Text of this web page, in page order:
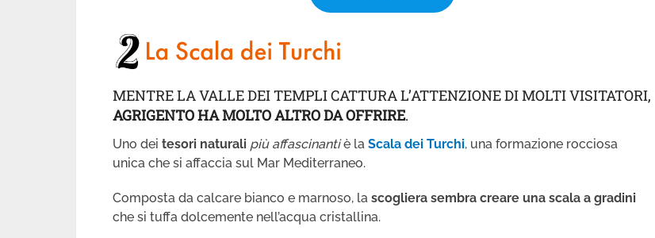
MENTRE LA VALLE DEI TEMPLI CATTURA L’ATTENZIONE DI MOLTI VISITATORI,
AGRIGENTO HA MOLTO ALTRO DA OFFRIRE.
Uno dei tesori naturali più affascinantiè la Scala dei Turchi, una formazione rocciosa
unica che si affaccia sul Mar Mediterraneo.
Composta da calcare bianco e marnoso, la scogliera sembra creare una scala a gradini
che si tuffa dolcemente nell’acqua cristallina.